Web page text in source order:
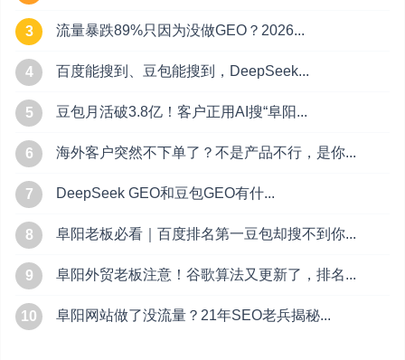
3 流量暴跌89%只因为没做GEO？2026...
4 百度能搜到、豆包能搜到，DeepSeek...
5 豆包月活破3.8亿！客户正用AI搜“阜阳...
6 海外客户突然不下单了？不是产品不行，是你...
7 DeepSeek GEO和豆包GEO有什...
8 阜阳老板必看｜百度排名第一豆包却搜不到你...
9 阜阳外贸老板注意！谷歌算法又更新了，排名...
10 阜阳网站做了没流量？21年SEO老兵揭秘...